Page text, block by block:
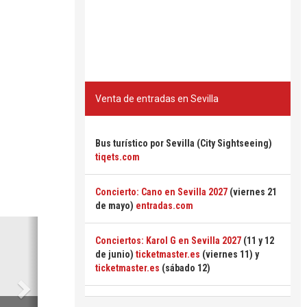
Siguiente
Venta de entradas en Sevilla
Bus turístico por Sevilla (City Sightseeing)
tiqets.com
Concierto: Cano en Sevilla 2027 (viernes 21
de mayo) entradas.com
Conciertos: Karol G en Sevilla 2027 (11 y 12
de junio) ticketmaster.es (viernes 11) y
ticketmaster.es (sábado 12)